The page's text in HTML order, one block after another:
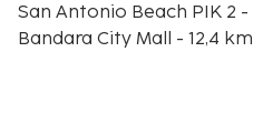
San Antonio Beach PIK 2 -
Bandara City Mall - 12,4 km